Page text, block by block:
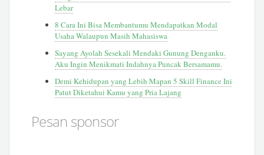
Lebar
8 Cara Ini Bisa Membantumu Mendapatkan Modal
Usaha Walaupun Masih Mahasiswa
Sayang Ayolah Sesekali Mendaki Gunung Denganku.
Aku Ingin Menikmati Indahnya Puncak Bersamamu.
Demi Kehidupan yang Lebih Mapan 5 Skill Finance Ini
Patut Diketahui Kamu yang Pria Lajang
Pesan sponsor